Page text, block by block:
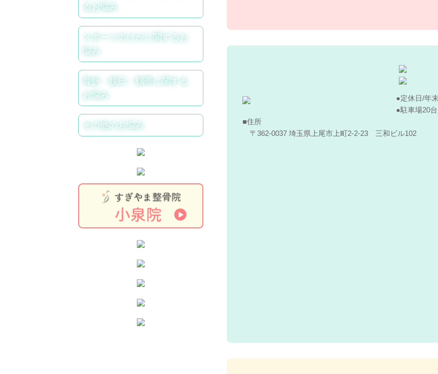
定休日/年
駐車場20
住所
〒362-0037 埼玉県上尾市上町2-2-23 三和ビル102
るお悩み
スポーツのけがに関するお
悩み
骨折・脱臼・靱帯に関する
お悩み
その他のお悩み